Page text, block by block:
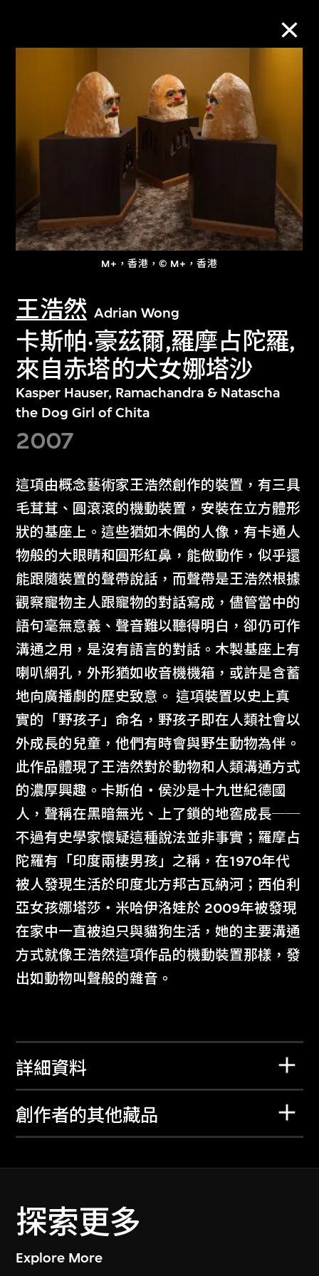
M+，香港，© M+，香港
王浩然 Adrian Wong
卡斯帕·豪茲爾,羅摩占陀羅,
來自赤塔的犬女娜塔沙
Kasper Hauser, Ramachandra & Natascha
the Dog Girl of Chita
2007
這項由概念藝術家王浩然創作的裝置，有三具
毛茸茸、圓滾滾的機動裝置，安裝在立方體形
狀的基座上。這些猶如木偶的人像，有卡通人
物般的大眼睛和圓形紅鼻，能做動作，似乎還
能跟隨裝置的聲帶說話，而聲帶是王浩然根據
觀察寵物主人跟寵物的對話寫成，儘管當中的
語句毫無意義、聲音難以聽得明白，卻仍可作
溝通之用，是沒有語言的對話。木製基座上有
喇叭網孔，外形猶如收音機機箱，或許是含蓄
地向廣播劇的歷史致意。 這項裝置以史上真
實的「野孩子」命名，野孩子即在人類社會以
外成長的兒童，他們有時會與野生動物為伴。
此作品體現了王浩然對於動物和人類溝通方式
的濃厚興趣。卡斯伯‧侯沙是十九世紀德國
人，聲稱在黑暗無光、上了鎖的地窖成長──
不過有史學家懷疑這種說法並非事實；羅摩占
陀羅有「印度兩棲男孩」之稱，在1970年代
被人發現生活於印度北方邦古瓦納河；西伯利
亞女孩娜塔莎‧米哈伊洛娃於 2009年被發現
在家中一直被迫只與貓狗生活，她的主要溝通
方式就像王浩然這項作品的機動裝置那樣，發
出如動物叫聲般的雜音。
詳細資料
創作者的其他藏品
探索更多
Explore More
M+藏品
進一步篩選
關於M+藏品
探索世界頂級的二十及二十一世紀視覺